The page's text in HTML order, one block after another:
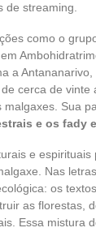
de streaming.
como o
a Antananarivo,
cerca de vinte
Sua
e os fady
e espirituais
Nas
os
as florestas,
Essa mistura